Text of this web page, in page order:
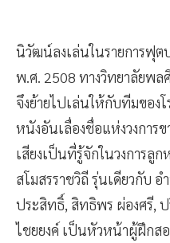
นิวัฒน์ลงเล่นในรายการฟุ
พ.ศ. 2508 ทางวิทยาลัยพ
จึงย้ายไปเล่นให้กับทีมของ
หนังอันเลื่องชื่อแห่งวงการ
เสียงเป็นที่รู้จักในวงการลู
สโมสรราชวิถี รุ่นเดียวกับ
ประสิทธิ์, สิทธิพร ผ่องศรี,
ไชยยงค์ เป็นหัวหน้าผู้ฝึกส